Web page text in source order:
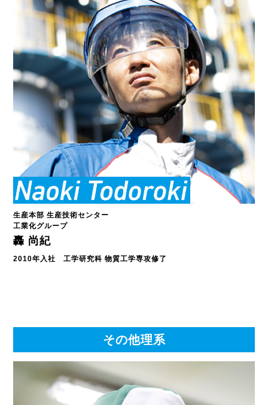
生産本部 生産技術センター
工業化グループ
轟 尚紀
2010年入社 工学研究科 物質工学専攻修了
その他理系